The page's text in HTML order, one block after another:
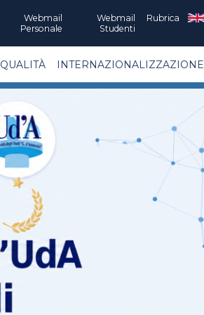
Webmail
Personale
Webmail
Studenti
Rubrica
QUALITÀ INTERNAZIONALIZZAZIONE